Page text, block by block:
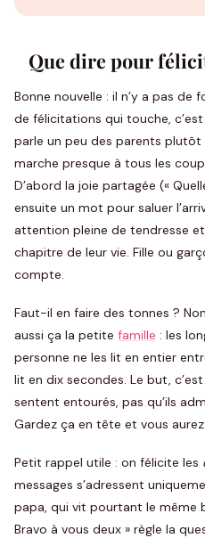
Que dire pour
Bonne nouvelle : il n’y a pas de
de félicitations qui touche,
parle un peu des parents
marche presque à tous les
D’abord la joie partagée («
ensuite un mot pour saluer
attention pleine de tendresse
chapitre de leur vie. Fille ou
compte.
Faut-il en faire des tonnes ?
aussi ça la petite famille : les
personne ne les lit en entier
lit en dix secondes. Le but,
sentent entourés, pas qu’ils
Gardez ça en tête et vous
Petit rappel utile : on félicite les
messages s’adressent
papa, qui vit pourtant le même
Bravo à vous deux » règle la